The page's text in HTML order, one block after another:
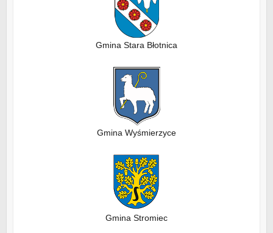
Gmina Stara Błotnica
Gmina Wyśmierzyce
Gmina Stromiec